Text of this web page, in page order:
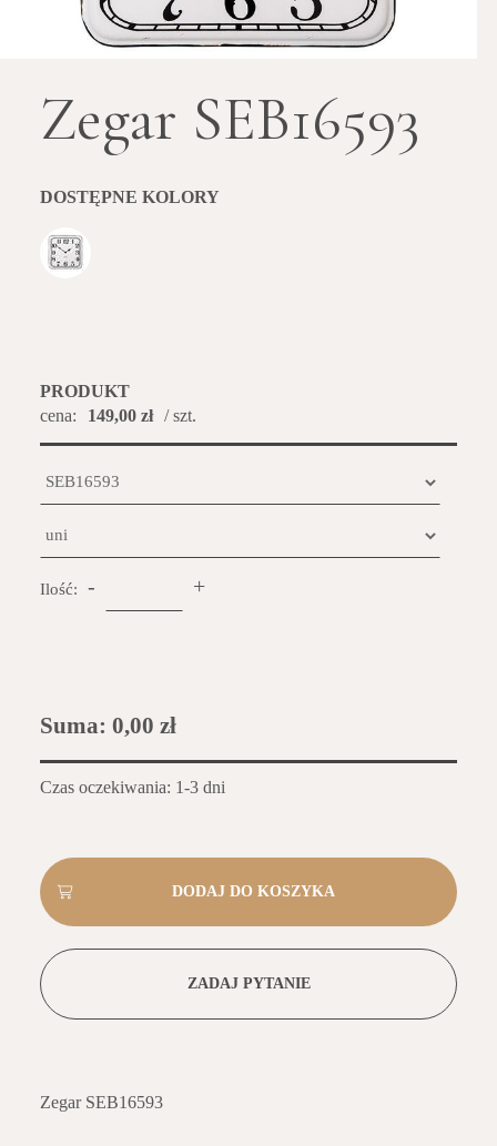
Zegar SEB16593
DOSTĘPNE KOLORY
PRODUKT
cena:
149,00 zł / szt.
Ilość: - +
Suma: 0,00 zł
Czas oczekiwania: 1-3 dni
ZADAJ PYTANIE
Zegar SEB16593